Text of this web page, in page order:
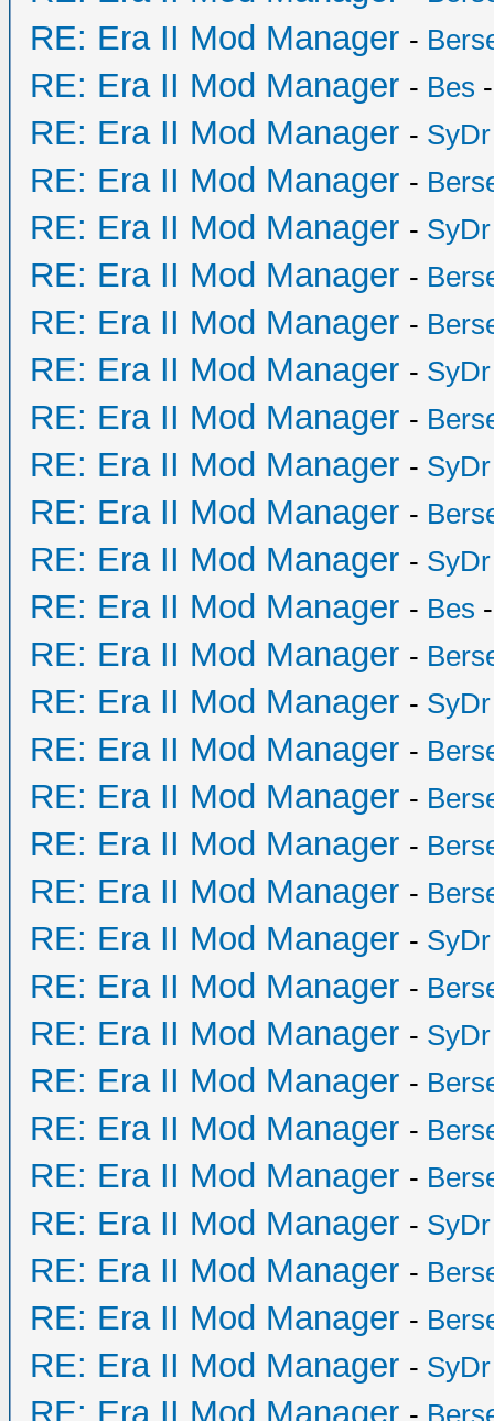
RE: Era II Mod Manager -
RE: Era II Mod Manager - Bes
RE: Era II Mod Manager - SyDr
RE: Era II Mod Manager -
RE: Era II Mod Manager - SyDr
RE: Era II Mod Manager -
RE: Era II Mod Manager -
RE: Era II Mod Manager - SyDr
RE: Era II Mod Manager -
RE: Era II Mod Manager - SyDr
RE: Era II Mod Manager -
RE: Era II Mod Manager - SyDr
RE: Era II Mod Manager - Bes
RE: Era II Mod Manager -
RE: Era II Mod Manager - SyDr
RE: Era II Mod Manager -
RE: Era II Mod Manager -
RE: Era II Mod Manager -
RE: Era II Mod Manager -
RE: Era II Mod Manager - SyDr
RE: Era II Mod Manager -
RE: Era II Mod Manager - SyDr
RE: Era II Mod Manager -
RE: Era II Mod Manager -
RE: Era II Mod Manager -
RE: Era II Mod Manager - SyDr
RE: Era II Mod Manager -
RE: Era II Mod Manager -
RE: Era II Mod Manager - SyDr
RE: Era II Mod Manager -